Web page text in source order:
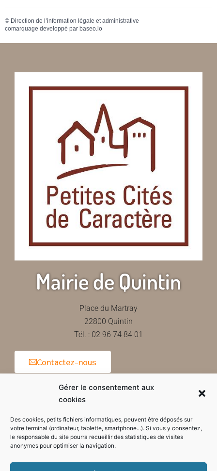
Gérer le consentement aux
cookies
Des cookies, petits fichiers informatiques, peuvent être déposés sur
votre terminal (ordinateur, tablette, smartphone...). Si vous y consentez,
le responsable du site pourra recueillir des statistiques de visites
anonymes pour optimiser la navigation.
© Direction de l’information légale et administrative
comarquage developpé par baseo.io
Mairie de Quintin
Place du Martray
22800 Quintin
Tél. : 02 96 74 84 01
Contactez-nous
Horaires d'ouverture de la mairie